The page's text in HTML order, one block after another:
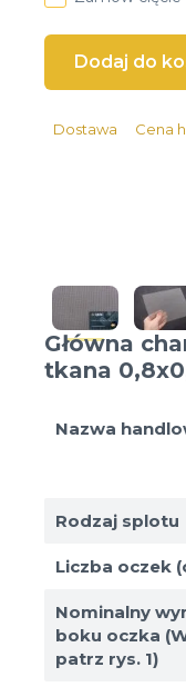
Dostawa Cena
Główna
tkana
Nazwa
Rodzaj splotu
Liczba oczek
Nominalny
boku oczka
patrz rys. 1)